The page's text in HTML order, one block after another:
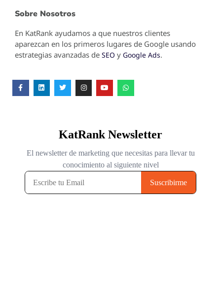
Sobre Nosotros
En KatRank ayudamos a que nuestros clientes
aparezcan en los primeros lugares de Google usando
estrategias avanzadas de SEO y Google Ads.